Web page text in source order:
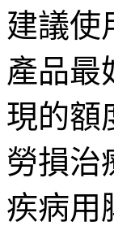
建議使
產品最
現的額
勞損治
疾病用